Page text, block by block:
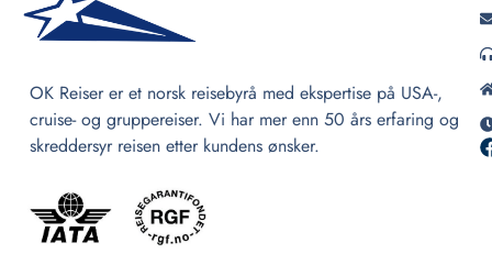
OK Reiser er et norsk reisebyrå med ekspertise på USA-,
cruise- og gruppereiser. Vi har mer enn 50 års erfaring og
skreddersyr reisen etter kundens ønsker.